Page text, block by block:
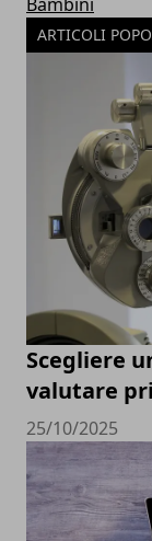
ARTICOLI
Scegliere
valutare
25/10/2025